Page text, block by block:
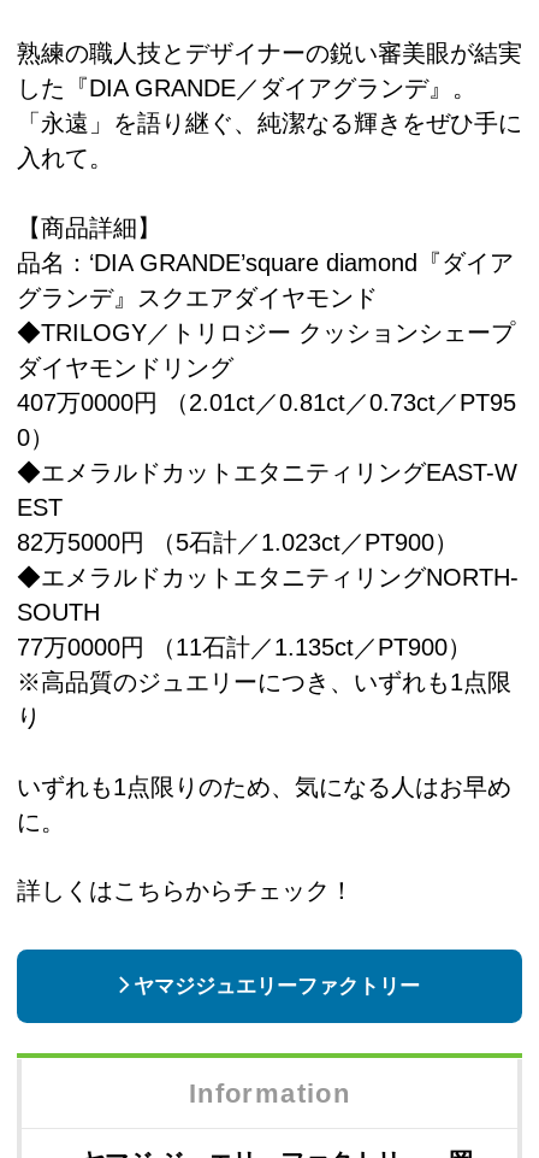
熟練の職人技とデザイナーの鋭い審美眼が結実
した『DIA GRANDE／ダイアグランデ』。
「永遠」を語り継ぐ、純潔なる輝きをぜひ手に
入れて。
【商品詳細】
品名：‘DIA GRANDE’square diamond『ダイア
グランデ』スクエアダイヤモンド
◆TRILOGY／トリロジー クッションシェープ
ダイヤモンドリング
407万0000円 （2.01ct／0.81ct／0.73ct／PT95
0）
◆エメラルドカットエタニティリングEAST-W
EST
82万5000円 （5石計／1.023ct／PT900）
◆エメラルドカットエタニティリングNORTH-
SOUTH
77万0000円 （11石計／1.135ct／PT900）
※高品質のジュエリーにつき、いずれも1点限
り
いずれも1点限りのため、気になる人はお早め
に。
詳しくはこちらからチェック！
ヤマジジュエリーファクトリー
Information